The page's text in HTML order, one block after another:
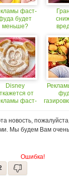
фаст-
будет
меньше?
Disney
от
фаст-
новость,
Мы будем Вам
Ошибка!